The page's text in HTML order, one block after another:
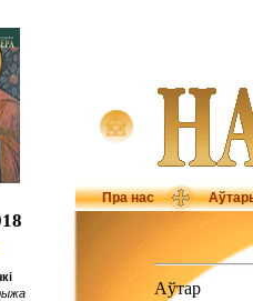
Пра нас
Аўтар